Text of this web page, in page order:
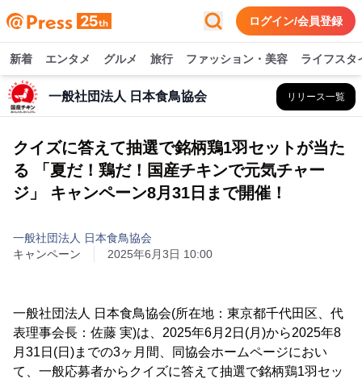
ログイン/会員登録
新着 エンタメ グルメ 旅行 ファッション・美容 ライフスタ
一般社団法人 日本食鳥協会 リリース一覧
クイズに答えて抽選で銘柄鶏1羽セットが当た
る 「夏だ！鶏だ！国産チキンで元気チャー
ジ」 キャンペーン8月31日まで開催！
一般社団法人 日本食鳥協会
キャンペーン
2025年6月3日 10:00
一般社団法人 日本食鳥協会(所在地：東京都千代田区、代
表理事会長：佐藤 実)は、2025年6月2日(月)から2025年8
月31日(日)までの3ヶ月間、同協会ホームページにおい
て、一般応募者からクイズに答えて抽選で銘柄鶏1羽セッ